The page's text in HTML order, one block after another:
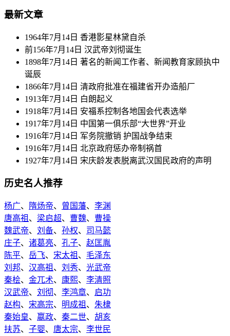
最新文章
1964年7月14日 香港影星林黛自杀
前156年7月14日 汉武帝刘彻诞生
1898年7月14日 著名的新闻工作者、新闻教育家顾执中
诞辰
1866年7月14日 清政府批准在福建省开办造船厂
1913年7月14日 白朗起义
1918年7月14日 安福系控制各地国会代表选举
1917年7月14日 中国第一俱乐部“大世界”开业
1916年7月14日 军务院撤销 护国战争结束
1916年7月14日 北京政府惩办帝制祸首
1927年7月14日 宋庆龄发表脱离武汉国民政府的声明
历史名人推荐
杨广、 隋炀帝、 曾国藩、 李渊
唐高祖 、 梁启超、 曹魏、 曹操
魏武帝、 刘备、 孙权、 司马懿
庄子、 诸葛亮、 孔子、 赵匡胤
陈平、 岳飞、 宋太祖 、 毛泽东
刘邦、 汉高祖 、 刘秀、 光武帝
秦桧、 金兀术、 康熙、 李清照
汉武帝、 刘彻、 李鸿章、 启功
赵构、 宋高宗、 明成祖 、 朱棣
秦始皇、 嬴政、 秦二世、 胡亥
扶苏、 子婴、 唐太宗、 李世民